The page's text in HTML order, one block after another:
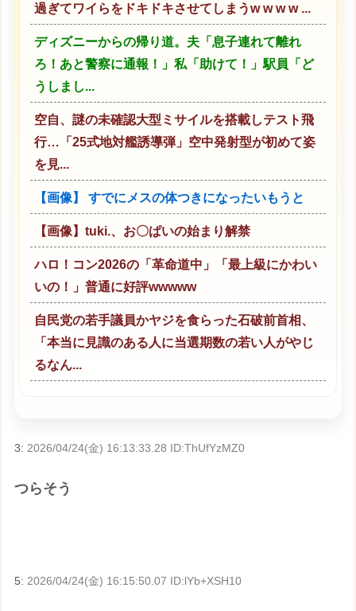
過ぎてワイらをドキドキさせてしまうw w w w ...
ディズニーからの帰り道。夫「息子連れて離れ
ろ！あと警察に通報！」私「助けて！」駅員「ど
うしまし...
空自、謎の未確認大型ミサイルを搭載しテスト飛
行…「25式地対艦誘導弾」空中発射型が初めて姿
を見...
【画像】 すでにメスの体つきになったいもうと
【画像】tuki.、お〇ぱいの始まり解禁
ハロ！コン2026の「革命道中」「最上級にかわい
いの！」普通に好評wwwww
自民党の若手議員かヤジを食らった石破前首相、
「本当に見識のある人に当選期数の若い人がやじ
るなん...
3: 2026/04/24(金) 16:13:33.28 ID:ThUfYzMZ0
つらそう
5:2026/04/24(金) 16:15:50.07 ID:lYb+XSH10